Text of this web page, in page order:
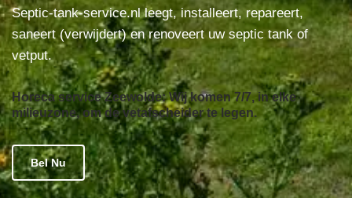
Septic-tank-service.nl leegt, installeert, repareert,
saneert (verwijdert) en renoveert uw septic tank of
vetput.
Horeca service Zeewolde: Wij komen 7/7, in elke
milieuzone, om de vetafscheider te legen.
Bel Nu